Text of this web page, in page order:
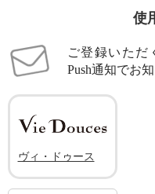
使
ご登録いただ
Push通知でお
ヴィ・ドゥース